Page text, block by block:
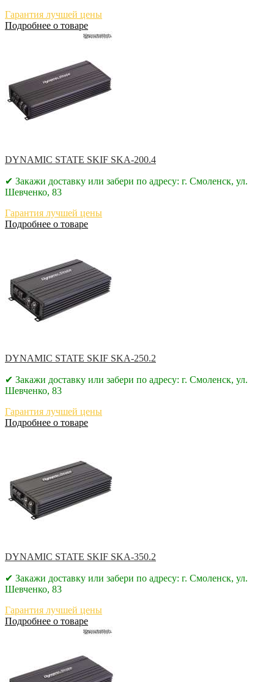
Гарантия лучшей цены
Подробнее о товаре
DYNAMIC STATE SKIF SKA-200.4
✔ Закажи доставку или забери по адресу: г. Смоленск, ул.
Шевченко, 83
Гарантия лучшей цены
Подробнее о товаре
DYNAMIC STATE SKIF SKA-250.2
✔ Закажи доставку или забери по адресу: г. Смоленск, ул.
Шевченко, 83
Гарантия лучшей цены
Подробнее о товаре
DYNAMIC STATE SKIF SKA-350.2
✔ Закажи доставку или забери по адресу: г. Смоленск, ул.
Шевченко, 83
Гарантия лучшей цены
Подробнее о товаре